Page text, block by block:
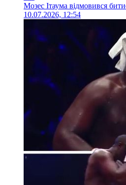
Мозес Ітаума відмовився
10.07.2026, 12:54